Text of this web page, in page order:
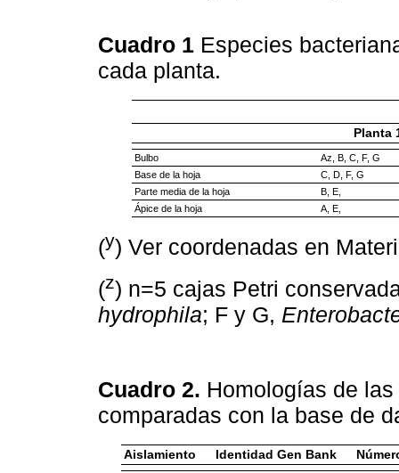
Cuadro 1 Especies
cada planta.
Planta
Bulbo
Az, B, C, F, G
Base de la hoja
C, D, F, G
Parte media de la hoja
B, E,
Ápice de la hoja
A, E,
(y) Ver coordenadas en
(z) n=5 cajas Petri
hydrophila; F y G,
Cuadro 2. Homologías de
comparadas con la base de
Aislamiento Identidad Gen Bank